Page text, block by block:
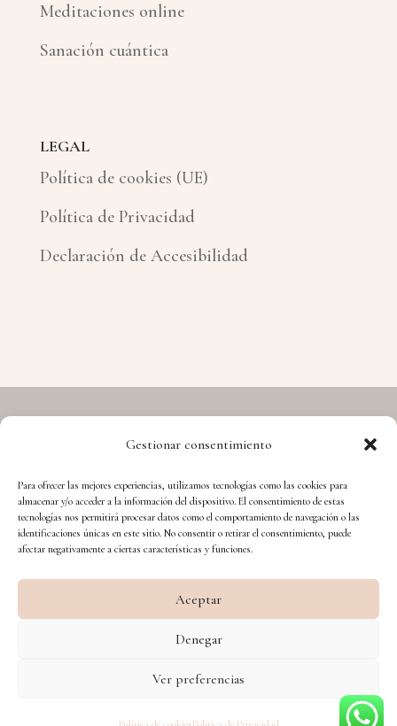
Gestionar consentimiento
Para ofrecer las mejores experiencias, utilizamos tecnologías como las cookies para
almacenar y/o acceder a la información del dispositivo. El consentimiento de estas
tecnologías nos permitirá procesar datos como el comportamiento de navegación o las
identificaciones únicas en este sitio. No consentir o retirar el consentimiento, puede
afectar negativamente a ciertas características y funciones.
Aceptar
Denegar
Ver preferencias
Meditaciones online
Sanación cuántica
LEGAL
Política de cookies (UE)
Política de Privacidad
Declaración de Accesibilidad
Financiado por la Unión Europea – NextGenerationEU